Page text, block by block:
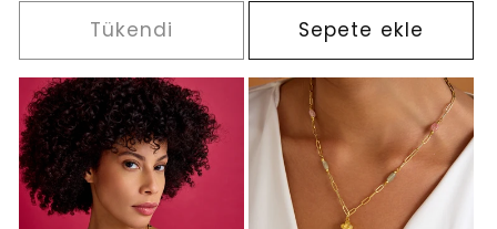
Tükendi Sepete ekle